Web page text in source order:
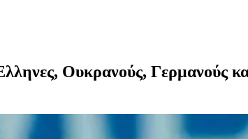
Ουκρανούς, Γερμανούς